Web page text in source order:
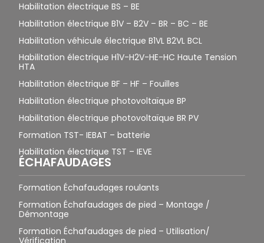
Habilitation électrique BS – BE
Habilitation électrique B1V – B2V – BR – BC – BE
Habilitation véhicule électrique B1VL B2VL BCL
Habilitation électrique H1V-H2V-HE-HC Haute Tension
HTA
Habilitation électrique BF – HF – Fouilles
Habilitation électrique photovoltaïque BP
Habilitation électrique photovoltaïque BR PV
Formation TST- IEBAT – batterie
Habilitation électrique TST – IEVE
ÉCHAFAUDAGES
Formation Échafaudages roulants
Formation Échafaudages de pied – Montage /
Démontage
Formation Échafaudages de pied – Utilisation/
Vérification